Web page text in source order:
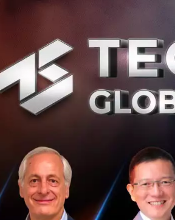
หลังจากเมื่อต้นเดือนกรกฎาคม 2560
ล่าสุดเพย์สบายแจ้งผ่าน Facebook
(Payment Gateway) ของ Paysbuy
Big C, Alipay, CenPay, ATM และเคา
เคาท์เตอร์รับชำระเงินสดที่เป็นตัวแท